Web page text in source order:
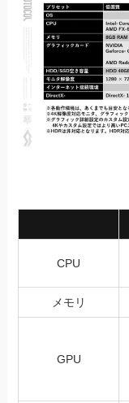
CPU
メモリ
GPU